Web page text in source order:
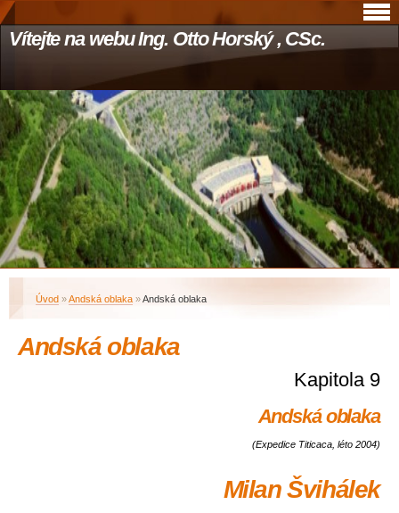
Vítejte na webu Ing. Otto Horský , CSc.
Úvod »Andská oblaka »Andská oblaka
Andská oblaka
Kapitola 9
Andská oblaka
(Expedice Titicaca, léto 2004)
Milan Švihálek